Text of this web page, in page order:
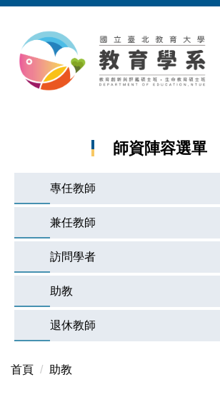
師資陣容選單
專任教師
兼任教師
訪問學者
助教
退休教師
首頁 助教